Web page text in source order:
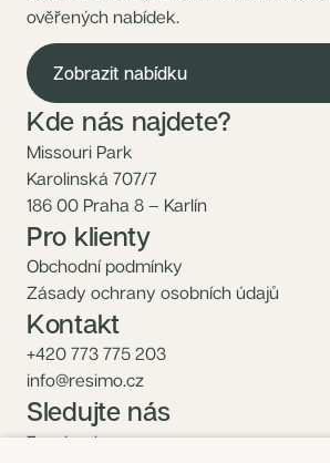
ověřených nabídek.
Zobrazit nabídku
Kde nás najdete?
Missouri Park
Karolinská 707/7
186 00 Praha 8 – Karlín
Pro klienty
Obchodní podmínky
Zásady ochrany osobních údajů
Kontakt
+420 773 775 203
info@resimo.cz
Sledujte nás
Facebook